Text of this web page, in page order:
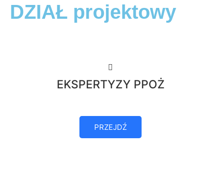
DZIAŁ projektowy
EKSPERTYZY PPOŻ
PRZEJDŹ